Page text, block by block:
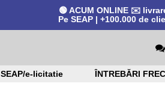
🟢 ACUM ONLINE ✉️
Pe SEAP | +100.000 de
SEAP/e-licitatie ÎNTREBĂRI